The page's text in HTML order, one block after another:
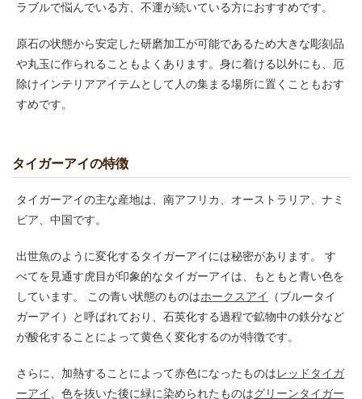
ラブルで悩んでいる方、不運が続いている方におすすめです。
原石の状態から安定した研磨加工が可能であるため大きな彫刻品
や丸玉に作られることもよくあります。身に着ける以外にも、厄
除けインテリアアイテムとして人の集まる場所に置くこともおす
すめです。
タイガーアイの特徴
タイガーアイの主な産地は、南アフリカ、オーストラリア、ナミ
ビア、中国です。
出世魚のように変化するタイガーアイには秘密があります。 す
べてを見通す虎目が印象的なタイガーアイは、もともと青い色を
しています。 この青い状態のものはホークスアイ
（ブルータイ
ガーアイ）と呼ばれており、石英化する過程で鉱物中の鉄分など
が酸化することによって黄色く変化するのが特徴です。
さらに、加熱することによって赤色になったものはレッドタイガ
ーアイ
、色を抜いた後に緑に染められたものはグリーンタイガー